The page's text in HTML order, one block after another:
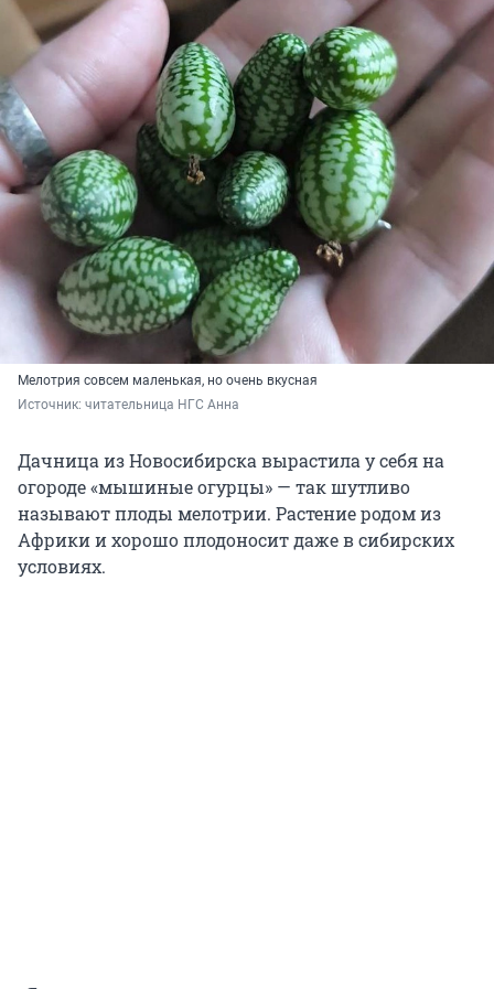
Мелотрия совсем маленькая, но очень вкусная
Источник: читательница НГС Анна
Дачница из Новосибирска вырастила у себя на
огороде «мышиные огурцы» — так шутливо
называют плоды мелотрии. Растение родом из
Африки и хорошо плодоносит даже в сибирских
условиях.